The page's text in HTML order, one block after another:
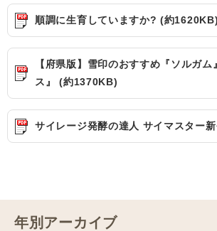
順調に生育していますか? (約1620KB)
【府県版】雪印のおすすめ『ソルガム
ス』 (約1370KB)
サイレージ発酵の達人 サイマスター
年別アーカイブ